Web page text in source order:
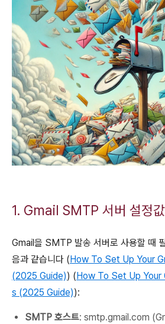
1. Gmail SMTP 서버 설정값
Gmail을 SMTP 발송 서버로 사용할 때
음과 같습니다 (How To Set Up Your
(2025 Guide)) (How To Set Up
s (2025 Guide)):
SMTP 호스트: smtp.gmail.com